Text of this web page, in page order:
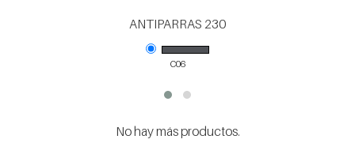
ANTIPARRAS 230
C06
No hay más productos.